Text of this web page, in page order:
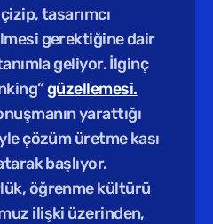
tasarımcı
gerektiğine dair
geliyor. İlginç
güzellemesi.
yarattığı
çözüm üretme kası
başlıyor.
öğrenme kültürü
ilişki üzerinden,